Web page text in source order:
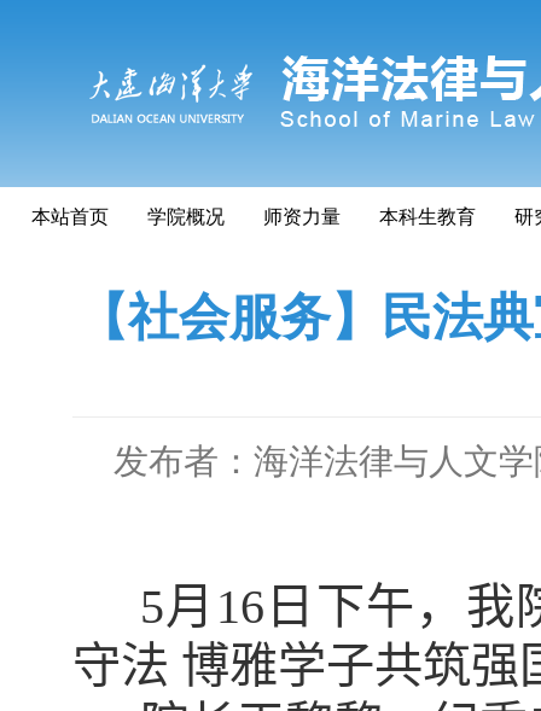
本站首页 学院概况 师资力量 本科生教育 研
【社会服务】民法
发布者：海洋法律与人文
5月 16 日下午， 我
守法 博雅学子共筑强